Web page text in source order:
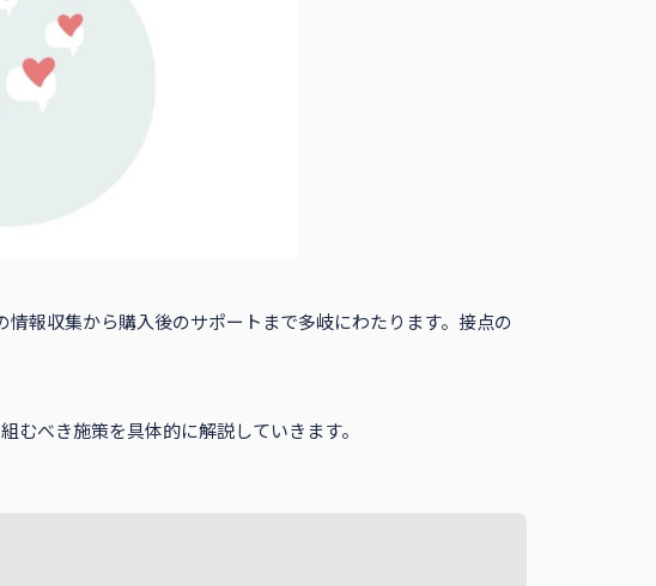
報収集から購入後のサポートまで多岐にわたります。接点の
べき施策を具体的に解説していきます。